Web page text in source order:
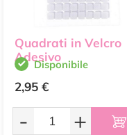
Quadrati in Velcro
Adesivo
Disponibile
2,95 €
- +